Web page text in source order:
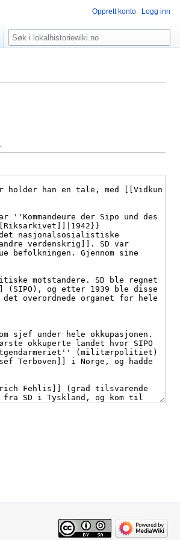
Opprett konto Logg inn
Søk